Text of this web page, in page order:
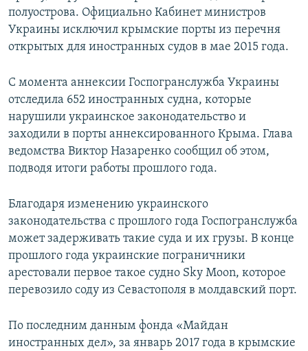
полуострова. Официально Кабинет министров
Украины исключил крымские порты из перечня
открытых для иностранных судов в мае 2015 года.
С момента аннексии Госпогранслужба Украины
отследила 652 иностранных судна, которые
нарушили украинское законодательство и
заходили в порты аннексированного Крыма. Глава
ведомства Виктор Назаренко сообщил об этом,
подводя итоги работы прошлого года.
Благодаря изменению украинского
законодательства с прошлого года Госпогранслужба
может задерживать такие суда и их грузы. В конце
прошлого года украинские пограничники
арестовали первое такое судно Sky Moon, которое
перевозило соду из Севастополя в молдавский порт.
По последним данным фонда «Майдан
иностранных дел», за январь 2017 года в крымские